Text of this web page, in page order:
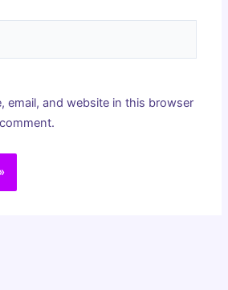
email, and website in this browser